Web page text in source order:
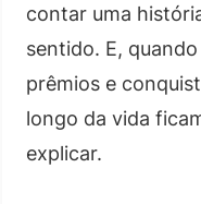
contar uma
sentido. E,
prêmios e
longo da vida
explicar.